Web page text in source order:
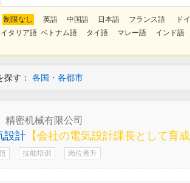
制限なし 英語 中国語 日本語 フランス語 ド
イタリア語 ベトナム語 タイ語 マレー語 インド語
探す： 各国・各都市
精密机械有限公司
設計 【会社の電気設計課長として育
技能培训 岗位晋升